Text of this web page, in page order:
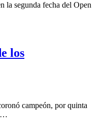
la segunda fecha del Open
los
campeón, por quinta